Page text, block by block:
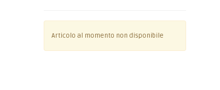
Articolo al momento non disponibile